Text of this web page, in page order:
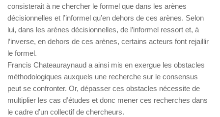
consisterait à ne chercher le formel que dans les arènes
décisionnelles et l’informel qu’en dehors de ces arènes. Selon
lui, dans les arènes décisionnelles, de l’informel ressort et, à
l’inverse, en dehors de ces arènes, certains acteurs font rejaillir
le formel.
Francis Chateauraynaud a ainsi mis en exergue les obstacles
méthodologiques auxquels une recherche sur le consensus
peut se confronter. Or, dépasser ces obstacles nécessite de
multiplier les cas d’études et donc mener ces recherches dans
le cadre d’un collectif de chercheurs.